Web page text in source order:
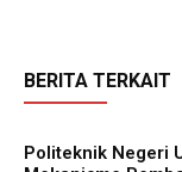
BERITA TERKAIT
Politeknik Negeri